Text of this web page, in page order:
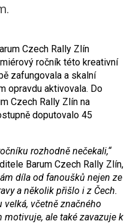
Czech Rally Zlín
ročník této kreativní
zafungovala a skalní
opravdu aktivovala. Do
Czech Rally Zlín na
doputovalo 45
rozhodně nečekali,“
Barum Czech Rally Zlín,
díla od fanoušků nejen ze
a několik přišlo i z Čech.
včetně značného
ale také zavazuje k